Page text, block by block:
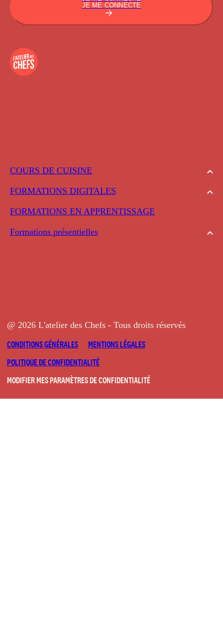
COURS DE CUISINE
FORMATIONS DIGITALES
FORMATIONS EN APPRENTISSAGE
Formations présentielles
JE ME CONNECTE
@ 2026 L'atelier des Chefs - Tous droits réservés
CONDITIONS GÉNÉRALES
MENTIONS LÉGALES
POLITIQUE DE CONFIDENTIALITÉ
MODIFIER MES PARAMÈTRES DE CONFIDENTIALITÉ